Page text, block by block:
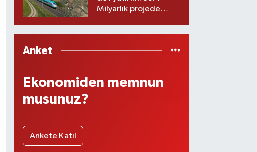
Milyarlık projede
Anket
Ekonomiden memnun
musunuz?
Ankete Katıl